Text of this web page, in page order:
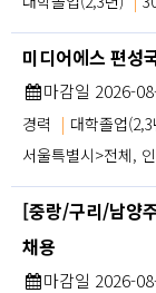
미디어에스 편성
마감일 2026-
경력 | 대학졸업(2,3
서울특별시>전체,
[중랑/구리/남양
채용
마감일 2026-